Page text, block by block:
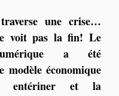
une crise…
voit pas la fin! Le
a été
modèle économique
entériner et la